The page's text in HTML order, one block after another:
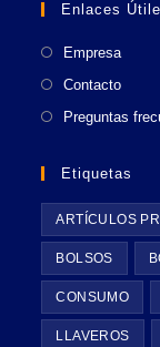
Enlaces
Empresa
Contacto
Preguntas
Etiquetas
ARTÍCULOS
BOLSOS
CONSUMO
LLAVEROS